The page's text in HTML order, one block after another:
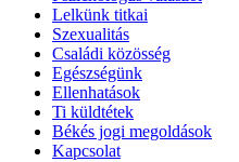
Lelkünk titkai
Szexualitás
Családi közösség
Egészségünk
Ellenhatások
Ti küldtétek
Békés jogi megoldások
Kapcsolat